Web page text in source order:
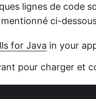
lignes de code
ci-
for Java in your
pour charger et